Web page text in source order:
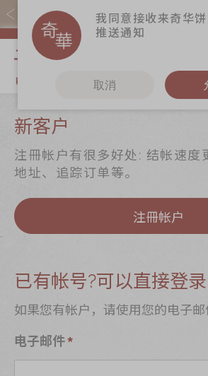
易赏钱会员凭推广码购买现货产品可
关于奇华
奇华传奇
最新推广
商务销售
奇华网志
奇华饼食
贺年食品
手信礼品
时令食品
FRIENDS礼盒
已有帐号?可以直接登录
如果您有帐户，请使用您的电子邮
电子邮件
新客户
注冊帐户有很多好处: 结帐速度
地址、追踪订单等。
注冊帐户
我同意接收来奇华
推送通知
取消